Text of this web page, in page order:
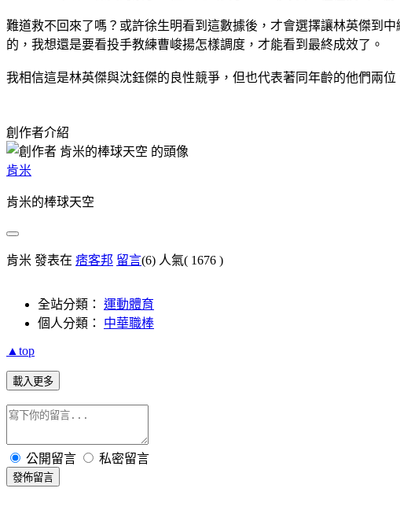
難道救不回來了嗎？或許徐生明看到這數據後，才會選擇讓林英傑到
的，我想還是要看投手教練曹峻揚怎樣調度，才能看到最終成效了。
我相信這是林英傑與沈鈺傑的良性競爭，但也代表著同年齡的他們兩
創作者介紹
肯米
肯米的棒球天空
肯米 發表在 痞客邦 留言(6) 人氣( 1676 )
全站分類： 運動體育
個人分類： 中華職棒
▲top
載入更多
公開留言 私密留言
發佈留言